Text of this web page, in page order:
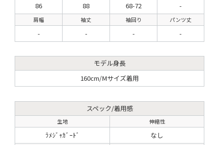
86 88 68-72 -
肩幅 袖丈 袖回り パンツ丈
- - - -
モデル身長
160cm/Mサイズ着用
スペック/着用感
生地 伸縮性
ﾗﾒｼﾞｬｶﾞｰﾄﾞ なし